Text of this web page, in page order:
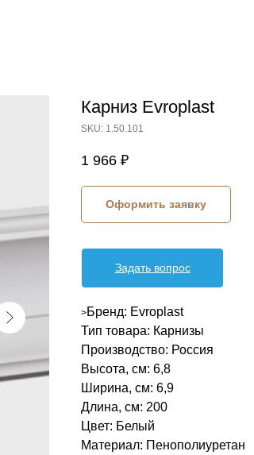
Карниз Evroplast
SKU: 1.50.101
1 966 ₽
Оформить заявку
Задать вопрос
>Бренд: Evroplast
Тип товара: Карнизы
Производство: Россия
Высота, см: 6,8
Ширина, см: 6,9
Длина, см: 200
Цвет: Белый
Материал: Пенополиуретан‎‎